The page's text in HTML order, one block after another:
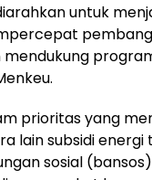
untuk
prioritas yang
lain subsidi energi
sosial